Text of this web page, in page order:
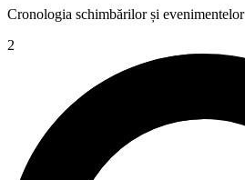
Cronologia schimbărilor și evenimentelor
2